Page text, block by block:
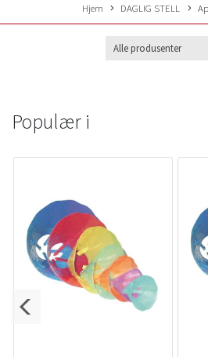
Hjem DAGLIG STELL
Populær i